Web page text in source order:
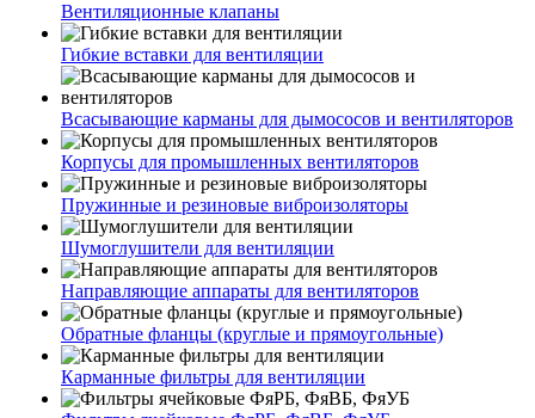
Вентиляционные клапаны
Гибкие вставки для вентиляции
Всасывающие карманы для дымососов и вентиляторов
Корпусы для промышленных вентиляторов
Пружинные и резиновые виброизоляторы
Шумоглушители для вентиляции
Направляющие аппараты для вентиляторов
Обратные фланцы (круглые и прямоугольные)
Карманные фильтры для вентиляции